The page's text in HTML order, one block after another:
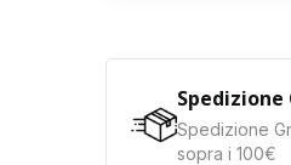
Spedizione
sopra i 100€